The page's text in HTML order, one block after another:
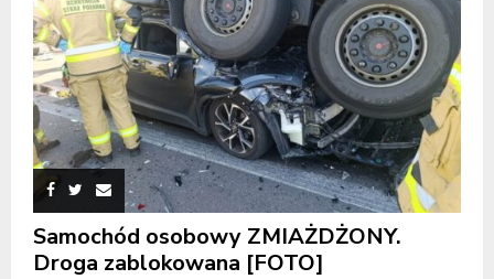
Samochód osobowy ZMIAŻDŻONY.
Droga zablokowana [FOTO]